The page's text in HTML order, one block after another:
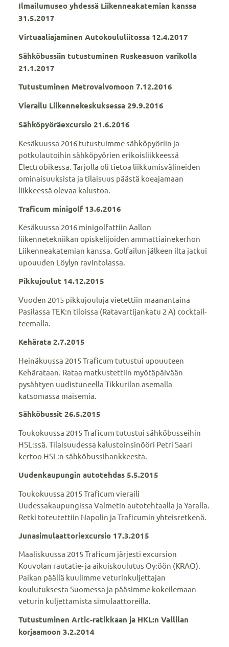
Ilmailumuseo yhdessä Liikenneakatemian kanssa
31.5.2017
Virtuaaliajaminen Autokoululiitossa 12.4.2017
Sähköbussiin tutustuminen Ruskeasuon varikolla
21.1.2017
Tutustuminen Metrovalvomoon 7.12.2016
Vierailu Liikennekeskuksessa 29.9.2016
Sähköpyöräexcursio 21.6.2016
Kesäkuussa 2016 tutustuimme sähköpyöriin ja -
potkulautoihin sähköpyörien erikoisliikkeessä
Electrobikessa. Tarjolla oli tietoa liikkumisvälineiden
ominaisuuksista ja tilaisuus päästä koeajamaan
liikkeessä olevaa kalustoa.
Traficum minigolf 13.6.2016
Kesäkuussa 2016 minigolfattiin Aallon
liikennetekniikan opiskelijoiden ammattiainekerhon
Liikenneakatemian kanssa. Golfailun jälkeen ilta jatkui
upouuden Löylyn ravintolassa.
Pikkujoulut 14.12.2015
Vuoden 2015 pikkujouluja vietettiin maanantaina
Pasilassa TEK:n tiloissa (Ratavartijankatu 2 A) cocktail-
teemalla.
Kehärata 2.7.2015
Heinäkuussa 2015 Traficum tutustui upouuteen
Kehärataan. Rataa matkustettiin myötäpäivään
pysähtyen uudistuneella Tikkurilan asemalla
katsomassa maisemia.
Sähköbussit 26.5.2015
Toukokuussa 2015 Traficum tutustui sähköbusseihin
HSL:ssä. Tilaisuudessa kalustoinsinööri Petri Saari
kertoo HSL:n sähköbussihankkeesta.
Uudenkaupungin autotehdas 5.5.2015
Toukokuussa 2015 Traficum vieraili
Uudessakaupungissa Valmetin autotehtaalla ja Yaralla.
Retki toteutettiin Napolin ja Traficumin yhteisretkenä.
Junasimulaattoriexcursio 17.3.2015
Maaliskuussa 2015 Traficum järjesti excursion
Kouvolan rautatie- ja aikuiskoulutus Oy:öön (KRAO).
Paikan päällä kuulimme veturinkuljettajan
koulutuksesta Suomessa ja pääsimme kokeilemaan
veturin kuljettamista simulaattoreilla.
Tutustuminen Artic-ratikkaan ja HKL:n Vallilan
korjaamoon 3.2.2014